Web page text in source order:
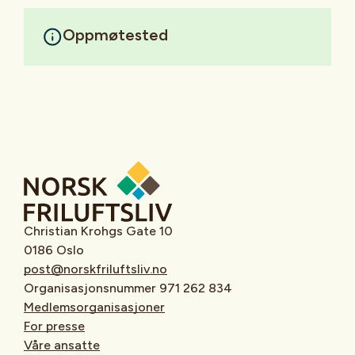
Oppmøtested
Christian Krohgs Gate 10
0186 Oslo
post@norskfriluftsliv.no
Organisasjonsnummer 971 262 834
Medlemsorganisasjoner
For presse
Våre ansatte